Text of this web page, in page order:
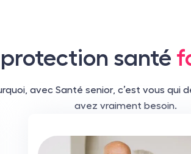
santé
avec Santé senior, c’est vous
avez vraiment besoin.